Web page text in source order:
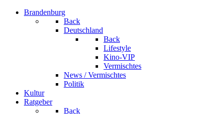
Brandenburg
Back
Deutschland
Back
Lifestyle
Kino-VIP
Vermischtes
News / Vermischtes
Politik
Kultur
Ratgeber
Back